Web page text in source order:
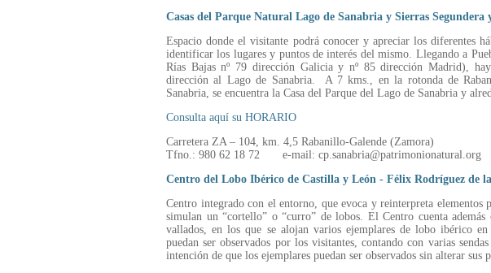
Casas del Parque Natural Lago de Sanabria y Sierras Segundera
Espacio donde el visitante podrá conocer y apreciar los diferentes
identificar los lugares y puntos de interés del mismo. Llegando a
Rías Bajas nº 79 dirección Galicia y nº 85 dirección Madrid),
dirección al Lago de Sanabria. A 7 kms., en la rotonda de
Sanabria, se encuentra la Casa del Parque del Lago de Sanabria y
Consulta aquí su HORARIO
Carretera ZA – 104, km. 4,5 Rabanillo-Galende (Zamora)
Tfno.: 980 62 18 72 e-mail: cp.sanabria@patrimonionatural.org
Centro del Lobo Ibérico de Castilla y León - Félix Rodríguez de
Centro integrado con el entorno, que evoca y reinterpreta elementos
simulan un “cortello” o “curro” de lobos. El Centro cuenta además
vallados, en los que se alojan varios ejemplares de lobo ibérico
puedan ser observados por los visitantes, contando con varias
intención de que los ejemplares puedan ser observados sin alterar sus